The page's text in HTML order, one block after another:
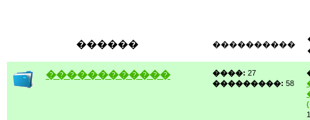
������ ����������
������������ ����: 27
���������: 58